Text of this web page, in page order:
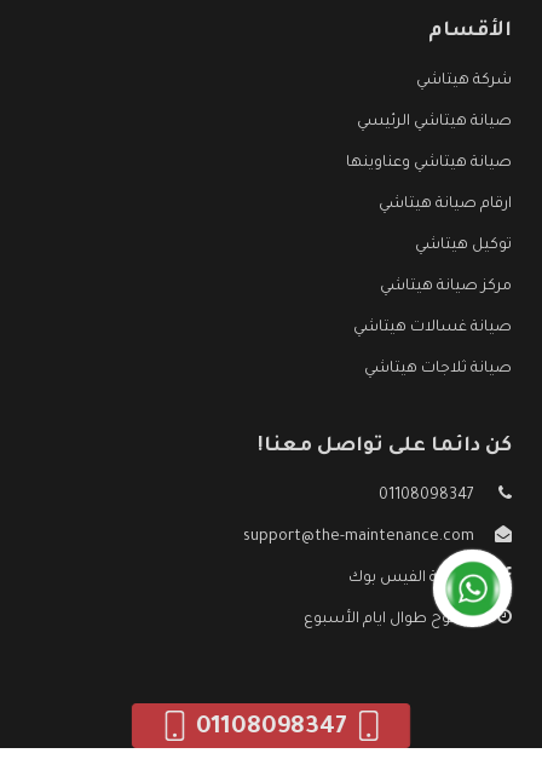
الأقسام
شركة هيتاشي
صيانة هيتاشي الرئيسي
صيانة هيتاشي وعناوينها
ارقام صيانة هيتاشي
توكيل هيتاشي
مركز صيانة هيتاشي
صيانة غسالات هيتاشي
صيانة ثلاجات هيتاشي
كن دائما على تواصل معنا!
01108098347
support@the-maintenance.com
صفحة الفيس بوك
مفتوح طوال ايام الأسبوع
01108098347